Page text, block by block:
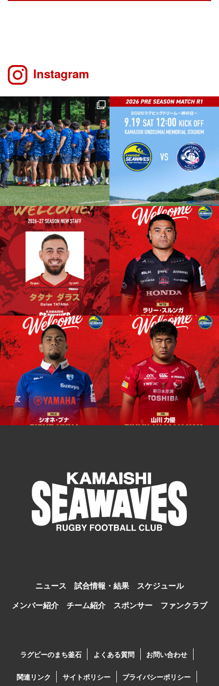
Instagram
ニュース 試合情報・結果
スケジュール
メンバー紹介
チーム紹介 スポンサー ファンクラブ
ラグビーのまち釜石 よくある質問 お問い合わせ
関連リンク サイトポリシー プライバシーポリシー